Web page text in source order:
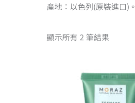
產地：以色列(原裝進口)。
顯示所有 2 筆結果